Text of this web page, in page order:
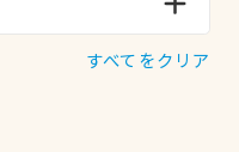
すべてをクリア